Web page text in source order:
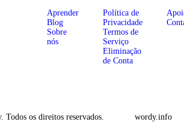
Aprender
Blog
Sobre
nós
Política de
Privacidade
Termos de
Serviço
Eliminação
de Conta
os direitos reservados. wordy.info